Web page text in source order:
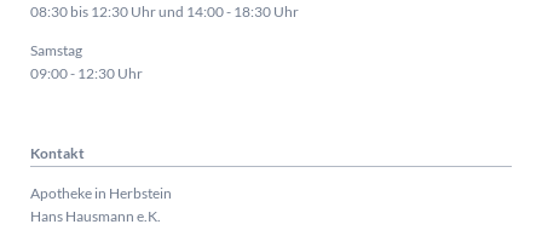
08:30 bis 12:30 Uhr und 14:00 - 18:30 Uhr
Samstag
09:00 - 12:30 Uhr
Kontakt
Apotheke in Herbstein
Hans Hausmann e.K.